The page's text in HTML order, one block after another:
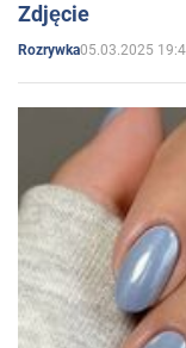
Zdjęcie
Rozrywka05.03.2025